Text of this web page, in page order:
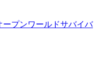
ープンワールドサバイバ